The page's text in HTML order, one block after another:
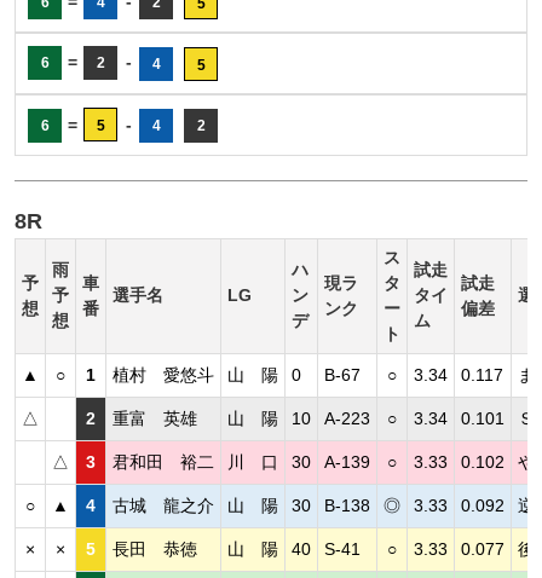
5
6 = 2 - 4 5
6 = 5 - 4 2
8R
予
想
雨
予
想
車
番
選手名 LG
ハ
ン
デ
現ラ
ンク
ス
タ
ー
ト
試走
タイ
ム
試走
偏差
選
▲ ○ 1 植村 愛悠斗 山 陽 0 B-67 ○ 3.34 0.117 ま
△ 2 重富 英雄 山 陽 10 A-223 ○ 3.34 0.101 Ｓ
△ 3 君和田 裕二 川 口 30 A-139 ○ 3.33 0.102 や
○ ▲ 4 古城 龍之介 山 陽 30 B-138 ◎ 3.33 0.092 逆
× × 5 長田 恭徳 山 陽 40 S-41 ○ 3.33 0.077 後